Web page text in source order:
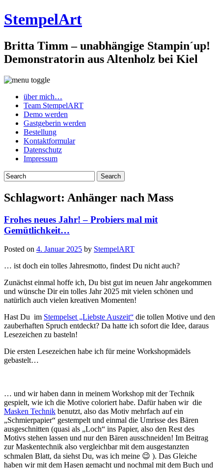
StempelArt
Britta Timm – unabhängige Stampin´up!
Demonstratorin aus Altenholz bei Kiel
über mich…
Team StempelART
Demo werden
Gastgeberin werden
Bestellung
Kontaktformular
Datenschutz
Impressum
Schlagwort: Anhänger nach Mass
Frohes neues Jahr! – Probiers mal mit
Gemütlichkeit…
Posted on 4. Januar 2025 by StempelART
… ist doch ein tolles Jahresmotto, findest Du nicht auch?
Zunächst einmal hoffe ich, Du bist gut im neuen Jahr angekommen
und wünsche Dir ein tolles Jahr 2025 mit vielen schönen und
natürlich auch vielen kreativen Momenten!
Hast Du im Stempelset „Liebste Auszeit“ die tollen Motive und den
zauberhaften Spruch entdeckt? Da hatte ich sofort die Idee, daraus
Lesezeichen zu basteln!
Die ersten Lesezeichen habe ich für meine Workshopmädels
gebastelt…
… und wir haben dann in meinem Workshop mit der Technik
gespielt, wie ich die Motive coloriert habe. Dafür haben wir die
Masken Technik benutzt, also das Motiv mehrfach auf ein
„Schmierpapier“ gestempelt und einmal die Umrisse des Bären
ausgeschnitten (quasi als „Loch“ ins Papier, also den Rest des
Motivs stehen lassen und nur den Bären ausschneiden! Im Beitrag
zur Maskentechnik also vergleichbar mit dem ausgestanzten
schmalen Blatt, da siehst Du, was ich meine 😉 ). Das Gleiche
haben wir mit dem Hasen gemacht und nochmal mit dem Buch und